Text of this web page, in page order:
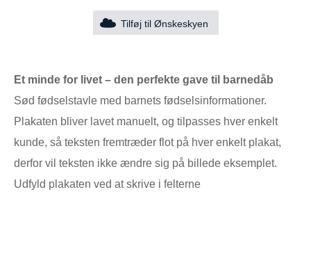
Tilføj til Ønskeskyen
Et minde for livet – den perfekte gave til barnedåb
Sød fødselstavle med barnets fødselsinformationer.
Plakaten bliver lavet manuelt, og tilpasses hver enkelt
kunde, så teksten fremtræder flot på hver enkelt plakat,
derfor vil teksten ikke ændre sig på billede eksemplet.
Udfyld plakaten ved at skrive i felterne